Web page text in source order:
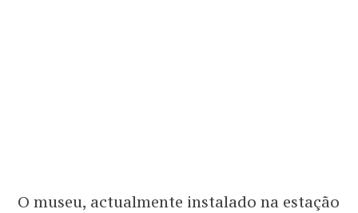
O museu, actualmente instalado na estação